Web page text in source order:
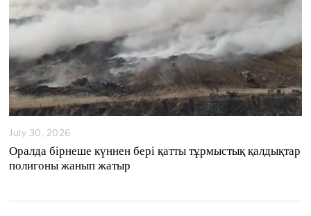
July 30, 2026
Оралда бірнеше күннен бері қатты тұрмыстық қалдықтар
полигоны жанып жатыр